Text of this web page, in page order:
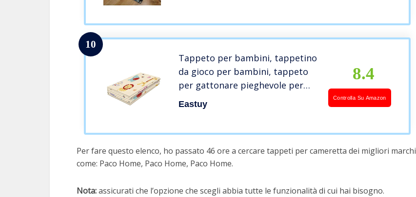
10
Tappeto per bambini, tappetino
da gioco per bambini, tappeto
per gattonare pieghevole per
bambini, tappeto per cameretta
per bambini per camera da
Eastuy
8.4
Controlla Su Amazon
Per fare questo elenco, ho passato 46 ore a cercare tappeti per cameretta dei migliori marchi
come: Paco Home, Paco Home, Paco Home.
Nota:assicurati che l’opzione che scegli abbia tutte le funzionalità di cui hai bisogno.